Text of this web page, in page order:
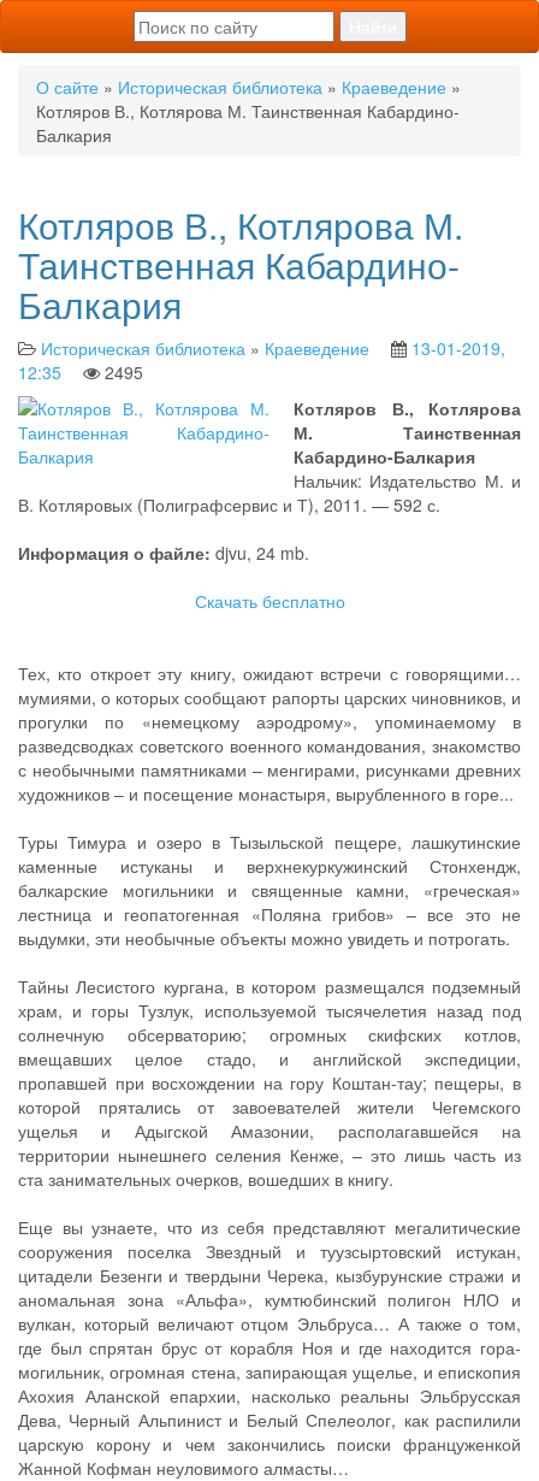
О сайте » Историческая библиотека » Краеведение »
Котляров В., Котлярова М. Таинственная Кабардино-
Балкария
Котляров В., Котлярова М.
Таинственная Кабардино-
Балкария
Историческая библиотека » Краеведение
13-01-2019,
12:35
2495
Котляров В., Котлярова
М. Таинственная
Кабардино-Балкария
Нальчик: Издательство М. и
В. Котляровых (Полиграфсервис и Т), 2011. — 592 с.
Информация о файле: djvu, 24 mb.
Скачать бесплатно
Тех, кто откроет эту книгу, ожидают встречи с говорящими…
мумиями, о которых сообщают рапорты царских чиновников, и
прогулки по «немецкому аэродрому», упоминаемому в
разведсводках советского военного командования, знакомство
с необычными памятниками – менгирами, рисунками древних
художников – и посещение монастыря, вырубленного в горе...
Туры Тимура и озеро в Тызыльской пещере, лашкутинские
каменные истуканы и верхнекуркужинский Стонхендж,
балкарские могильники и священные камни, «греческая»
лестница и геопатогенная «Поляна грибов» – все это не
выдумки, эти необычные объекты можно увидеть и потрогать.
Тайны Лесистого кургана, в котором размещался подземный
храм, и горы Тузлук, используемой тысячелетия назад под
солнечную обсерваторию; огромных скифских котлов,
вмещавших целое стадо, и английской экспедиции,
пропавшей при восхождении на гору Коштан-тау; пещеры, в
которой прятались от завоевателей жители Чегемского
ущелья и Адыгской Амазонии, располагавшейся на
территории нынешнего селения Кенже, – это лишь часть из
ста занимательных очерков, вошедших в книгу.
Еще вы узнаете, что из себя представляют мегалитические
сооружения поселка Звездный и туузсыртовский истукан,
цитадели Безенги и твердыни Черека, кызбурунские стражи и
аномальная зона «Альфа», кумтюбинский полигон НЛО и
вулкан, который величают отцом Эльбруса… А также о том,
где был спрятан брус от корабля Ноя и где находится гора-
могильник, огромная стена, запирающая ущелье, и епископия
Ахохия Аланской епархии, насколько реальны Эльбрусская
Дева, Черный Альпинист и Белый Спелеолог, как распилили
царскую корону и чем закончились поиски француженкой
Жанной Кофман неуловимого алмасты…